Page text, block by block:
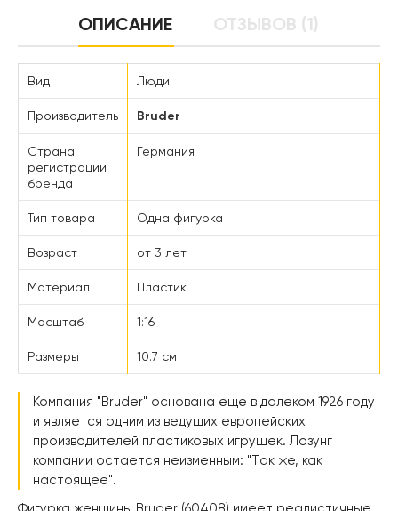
ОПИСАНИЕ ОТЗЫВОВ (1)
Вид Люди
Производитель Bruder
Страна
регистрации
бренда
Германия
Тип товара Одна фигурка
Возраст от 3 лет
Материал Пластик
Масштаб 1:16
Размеры 10.7 см
Компания "Bruder" основана еще в далеком 1926 году
и является одним из ведущих европейских
производителей пластиковых игрушек. Лозунг
компании остается неизменным: "Так же, как
настоящее".